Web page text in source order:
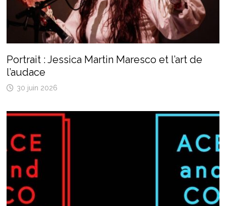
Portrait : Jessica Martin Maresco et l’art de
l’audace
30 juin 2026